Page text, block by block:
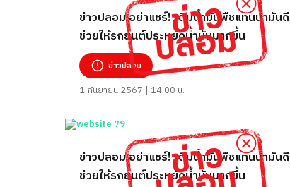
ข่าวปลอม อย่าแชร์! เติมน้ำมันพืชแทนน้ำมัน
ช่วยให้รถยนต์ประหยัดน้ำมันมากขึ้น
ข่าวปลอม
1 กันยายน 2567 | 14:00 น.
ข่าวปลอม อย่าแชร์! เติมน้ำมันพืชแทนน้ำมัน
ช่วยให้รถยนต์ประหยัดน้ำมันมากขึ้น